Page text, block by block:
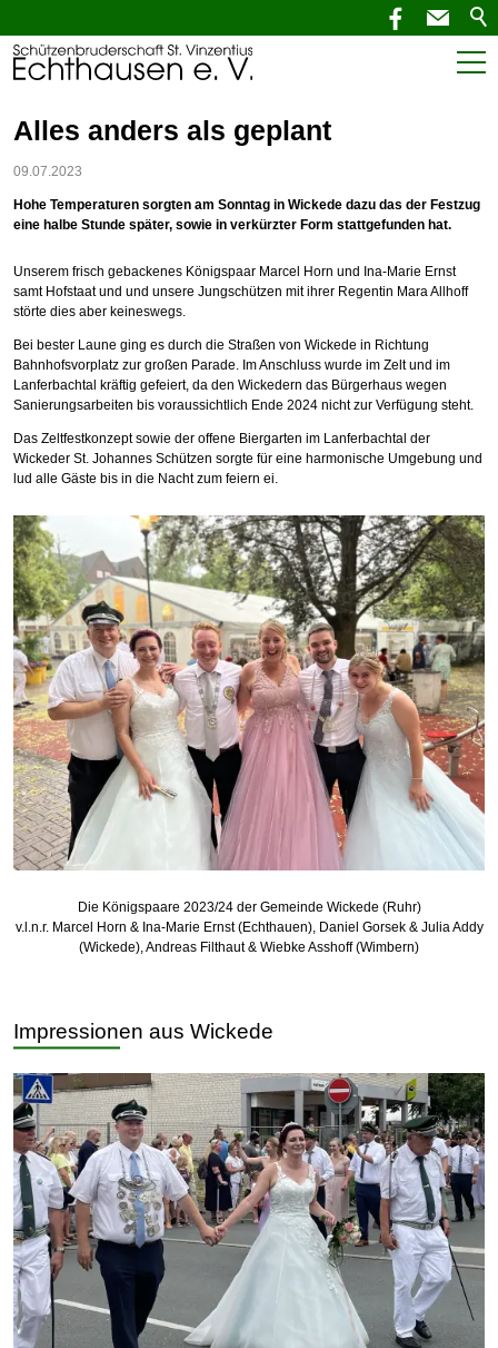
Start
Aktuelles
SchützenNEWS
Termine
Service
Kontakt
Alles anders als geplant
09.07.2023
Hohe Temperaturen sorgten am Sonntag in Wickede dazu das der Festzug
eine halbe Stunde später, sowie in verkürzter Form stattgefunden hat.
Unserem frisch gebackenes Königspaar Marcel Horn und Ina-Marie Ernst
samt Hofstaat und und unsere Jungschützen mit ihrer Regentin Mara Allhoff
störte dies aber keineswegs.
Bei bester Laune ging es durch die Straßen von Wickede in Richtung
Bahnhofsvorplatz zur großen Parade. Im Anschluss wurde im Zelt und im
Lanferbachtal kräftig gefeiert, da den Wickedern das Bürgerhaus wegen
Sanierungsarbeiten bis voraussichtlich Ende 2024 nicht zur Verfügung steht.
Das Zeltfestkonzept sowie der offene Biergarten im Lanferbachtal der
Wickeder St. Johannes Schützen sorgte für eine harmonische Umgebung und
lud alle Gäste bis in die Nacht zum feiern ei.
Die Königspaare 2023/24 der Gemeinde Wickede (Ruhr)
v.l.n.r. Marcel Horn & Ina-Marie Ernst (Echthauen), Daniel Gorsek & Julia Addy
(Wickede), Andreas Filthaut & Wiebke Asshoff (Wimbern)
Impressionen aus Wickede